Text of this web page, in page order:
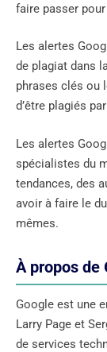
faire passer
Les alertes
de plagiat dans
phrases clés ou
d’être plagiés
Les alertes
spécialistes du
tendances, des
avoir à faire le
mêmes.
À propos de
Google est une
Larry Page et
de services